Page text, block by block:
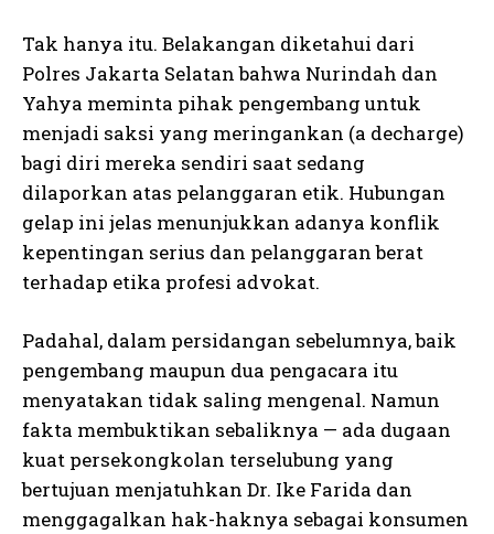
Tak hanya itu. Belakangan diketahui dari
Polres Jakarta Selatan bahwa Nurindah dan
Yahya meminta pihak pengembang untuk
menjadi saksi yang meringankan (a decharge)
bagi diri mereka sendiri saat sedang
dilaporkan atas pelanggaran etik. Hubungan
gelap ini jelas menunjukkan adanya konflik
kepentingan serius dan pelanggaran berat
terhadap etika profesi advokat.
Padahal, dalam persidangan sebelumnya, baik
pengembang maupun dua pengacara itu
menyatakan tidak saling mengenal. Namun
fakta membuktikan sebaliknya — ada dugaan
kuat persekongkolan terselubung yang
bertujuan menjatuhkan Dr. Ike Farida dan
menggagalkan hak-haknya sebagai konsumen